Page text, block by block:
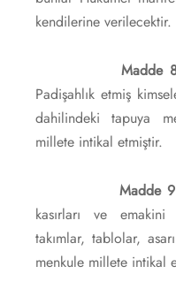
kendilerine verilecektir.
Madde
Padişahlık etmiş
dahilindeki tapuya
millete intikal etmiştir.
Madde
kasırları ve
takımlar, tablolar,
menkule millete intikal